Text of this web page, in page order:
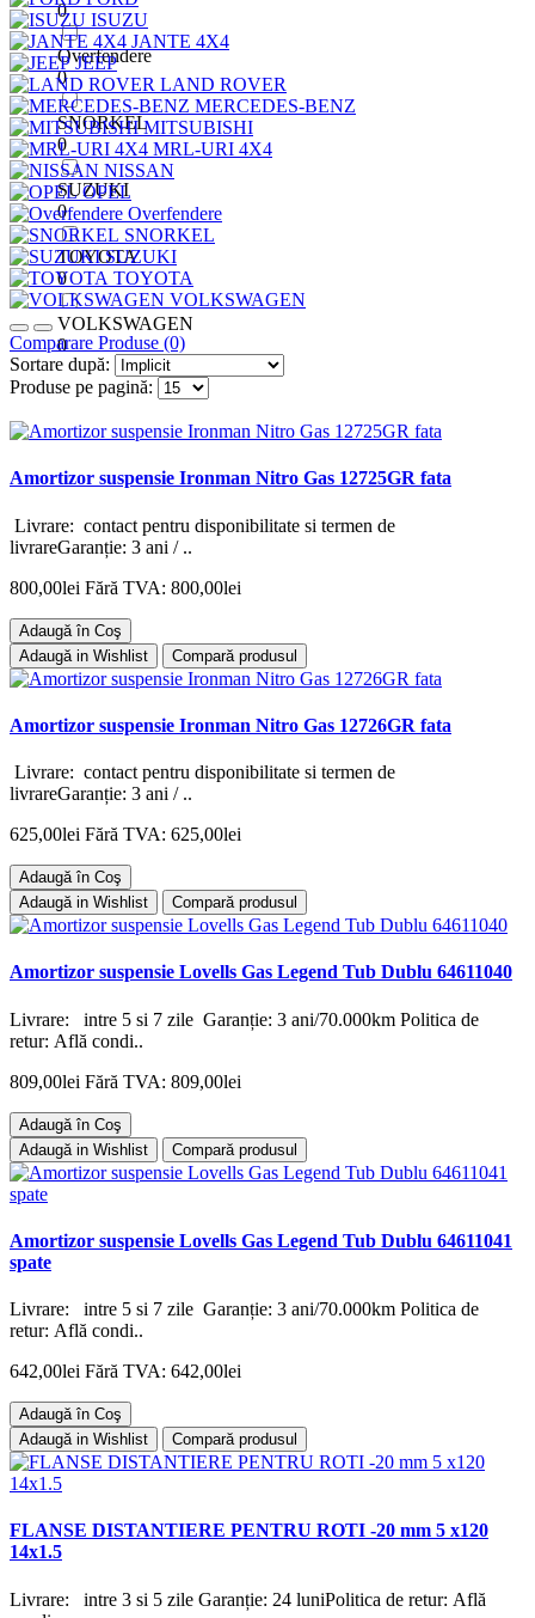
0
Overfendere
0
SNORKEL
0
SUZUKI
0
TOYOTA
0
VOLKSWAGEN
0
ISUZU
JANTE 4X4
JEEP
LAND ROVER
MERCEDES-BENZ
MITSUBISHI
MRL-URI 4X4
NISSAN
OPEL
Overfendere
SNORKEL
SUZUKI
TOYOTA
VOLKSWAGEN
Comparare Produse (0)
Sortare după:
Produse pe pagină:
Amortizor suspensie Ironman Nitro Gas 12725GR fata
Livrare: contact pentru disponibilitate si termen de
livrareGaranție: 3 ani / ..
800,00lei Fără TVA: 800,00lei
Adaugă în Coş
Adaugă in Wishlist
Compară produsul
Amortizor suspensie Ironman Nitro Gas 12726GR fata
Livrare: contact pentru disponibilitate si termen de
livrareGaranție: 3 ani / ..
625,00lei Fără TVA: 625,00lei
Adaugă în Coş
Adaugă in Wishlist
Compară produsul
Amortizor suspensie Lovells Gas Legend Tub Dublu 64611040
Livrare: intre 5 si 7 zile Garanție: 3 ani/70.000km Politica de
retur: Află condi..
809,00lei Fără TVA: 809,00lei
Adaugă în Coş
Adaugă in Wishlist
Compară produsul
Amortizor suspensie Lovells Gas Legend Tub Dublu 64611041
spate
Livrare: intre 5 si 7 zile Garanție: 3 ani/70.000km Politica de
retur: Află condi..
642,00lei Fără TVA: 642,00lei
Adaugă în Coş
Adaugă in Wishlist
Compară produsul
FLANSE DISTANTIERE PENTRU ROTI -20 mm 5 x120
14x1.5
Livrare: intre 3 si 5 zile Garanție: 24 luniPolitica de retur: Află